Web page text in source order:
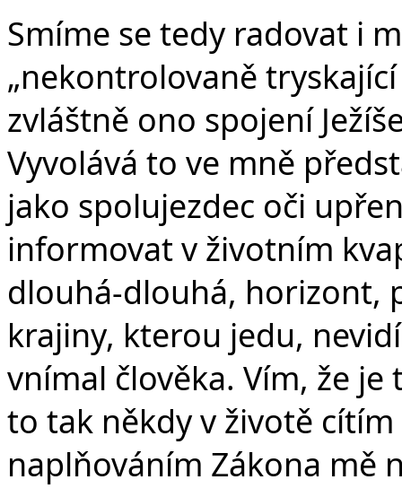
Smíme se tedy radovat i
„nekontrolovaně
zvláštně ono spojení
Vyvolává to ve mně
jako spolujezdec oči
informovat v životním
dlouhá-dlouhá, horizont,
krajiny, kterou jedu,
vnímal člověka. Vím, že
to tak někdy v životě
naplňováním Zákona mě